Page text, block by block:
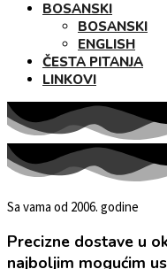
BOSANSKI
BOSANSKI
ENGLISH
ČESTA PITANJA
LINKOVI
Sa vama od 2006. godine
Precizne dostave u
najboljim mogućim